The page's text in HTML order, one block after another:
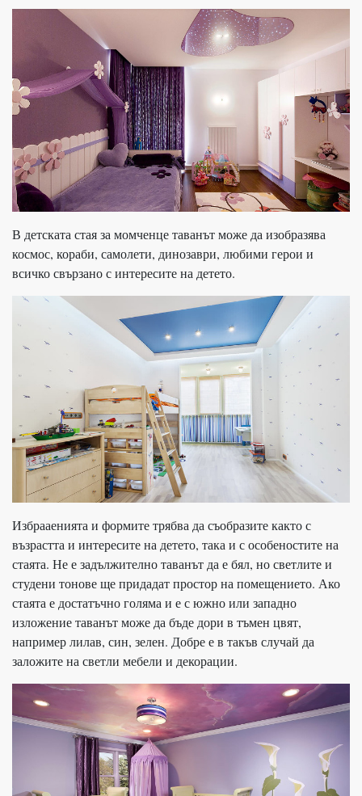
В детската стая за момченце таванът може да изобразява
космос, кораби, самолети, динозаври, любими герои и
всичко свързано с интересите на детето.
Избрааенията и формите трябва да съобразите както с
възрастта и интересите на детето, така и с особеностите на
стаята. Не е задължително таванът да е бял, но светлите и
студени тонове ще придадат простор на помещението. Ако
стаята е достатъчно голяма и е с южно или западно
изложение таванът може да бъде дори в тъмен цвят,
например лилав, син, зелен. Добре е в такъв случай да
заложите на светли мебели и декорации.